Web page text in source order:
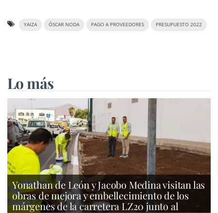
YAIZA ÓSCAR NODA PAGO A PROVEEDORES PRESUPUESTO 2022
Lo más
Yonathan de León y Jacobo Medina visitan las
obras de mejora y embellecimiento de los
márgenes de la carretera LZ20 junto al